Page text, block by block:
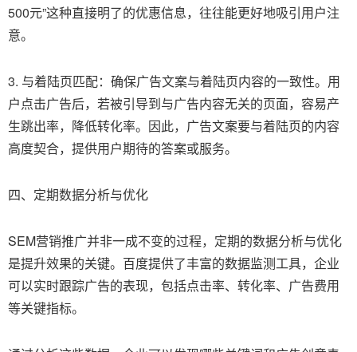
500元”这种直接明了的优惠信息，往往能更好地吸引用户注
意。
3. 与着陆页匹配：确保广告文案与着陆页内容的一致性。用
户点击广告后，若被引导到与广告内容无关的页面，容易产
生跳出率，降低转化率。因此，广告文案要与着陆页的内容
高度契合，提供用户期待的答案或服务。
四、定期数据分析与优化
SEM营销推广并非一成不变的过程，定期的数据分析与优化
是提升效果的关键。百度提供了丰富的数据监测工具，企业
可以实时跟踪广告的表现，包括点击率、转化率、广告费用
等关键指标。